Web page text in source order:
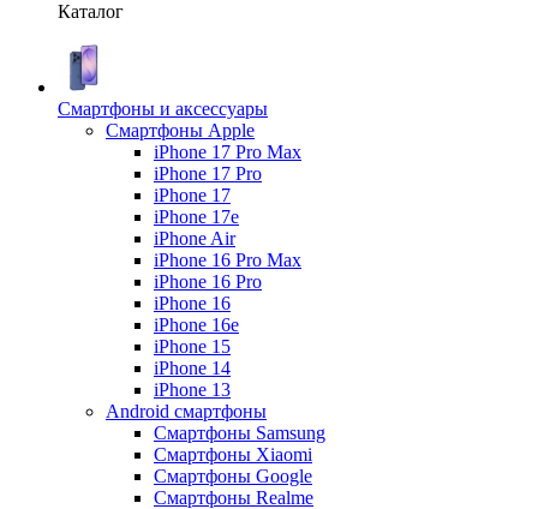
Каталог
Смартфоны и аксессуары
Смартфоны Apple
iPhone 17 Pro Max
iPhone 17 Pro
iPhone 17
iPhone 17e
iPhone Air
iPhone 16 Pro Max
iPhone 16 Pro
iPhone 16
iPhone 16e
iPhone 15
iPhone 14
iPhone 13
Android cмартфоны
Смартфоны Samsung
Смартфоны Xiaomi
Смартфоны Google
Смартфоны Realme